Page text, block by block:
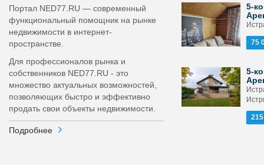
Портал NED77.RU — современный
функциональный помощник на рынке
недвижимости в интернет-
пространстве.
Для профессионалов рынка и
собственников NED77.RU - это
множество актуальных возможностей,
позволяющих быстро и эффективно
продать свои объекты недвижимости.
Подробнее
5-
75
5-